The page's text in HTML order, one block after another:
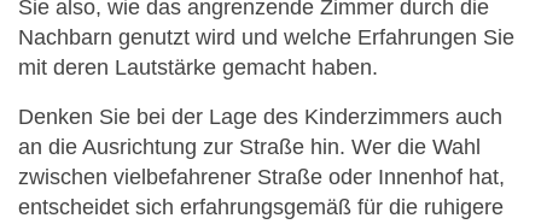
Sie also, wie das angrenzende Zimmer durch die
Nachbarn genutzt wird und welche Erfahrungen Sie
mit deren Lautstärke gemacht haben.
Denken Sie bei der Lage des Kinderzimmers auch
an die Ausrichtung zur Straße hin. Wer die Wahl
zwischen vielbefahrener Straße oder Innenhof hat,
entscheidet sich erfahrungsgemäß für die ruhigere